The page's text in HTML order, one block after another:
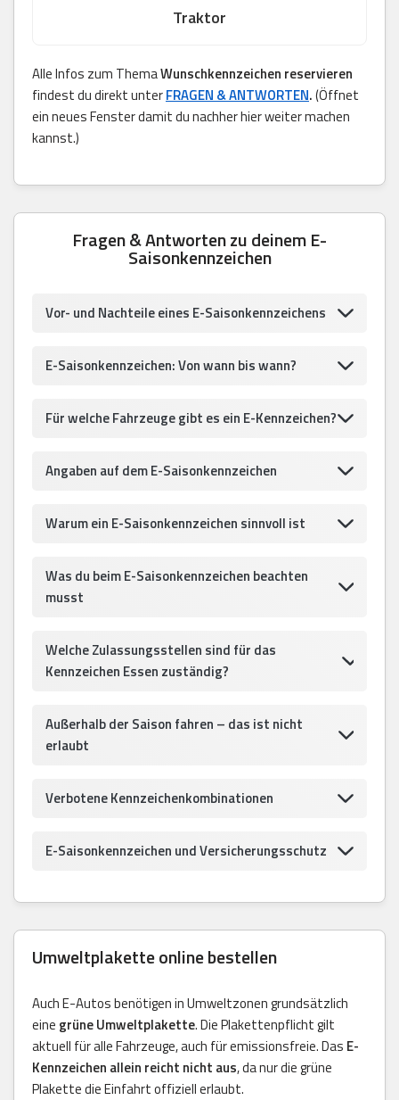
Traktor
Alle Infos zum ThemaWunschkennzeichen reservieren
findest du direkt unterFRAGEN & ANTWORTEN.(Öffnet
ein neues Fenster damit du nachher hier weiter machen
kannst.)
Fragen & Antworten zu deinem E-
Saisonkennzeichen
Vor- und Nachteile eines E-Saisonkennzeichens
E-Saisonkennzeichen: Von wann bis wann?
Für welche Fahrzeuge gibt es ein E-Kennzeichen?
Angaben auf dem E-Saisonkennzeichen
Warum ein E-Saisonkennzeichen sinnvoll ist
Was du beim E-Saisonkennzeichen beachten
musst
Welche Zulassungsstellen sind für das
Kennzeichen Essen zuständig?
Außerhalb der Saison fahren – das ist nicht
erlaubt
Verbotene Kennzeichenkombinationen
E-Saisonkennzeichen und Versicherungsschutz
Umweltplakette online bestellen
Auch E-Autos benötigen in Umweltzonen grundsätzlich
eine grüne Umweltplakette. Die Plakettenpflicht gilt
aktuell für alle Fahrzeuge, auch für emissionsfreie. Das E-
Kennzeichen allein reicht nicht aus, da nur die grüne
Plakette die Einfahrt offiziell erlaubt.